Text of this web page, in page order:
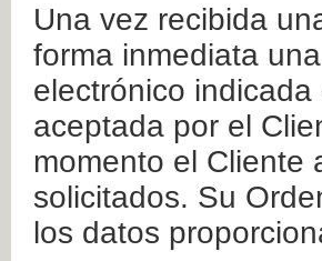
Una vez recibida
forma inmediata
electrónico
aceptada por el
momento el Cliente
solicitados. Su
los datos